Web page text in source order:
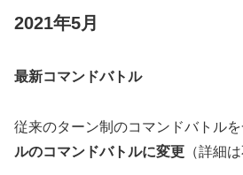
2021年5月
最新コマンドバトル
従来のターン制のコマンドバトルを
ルのコマンドバトルに変更 （詳細